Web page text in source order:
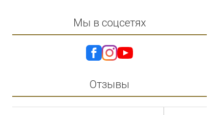
Мы в соцсетях
Отзывы